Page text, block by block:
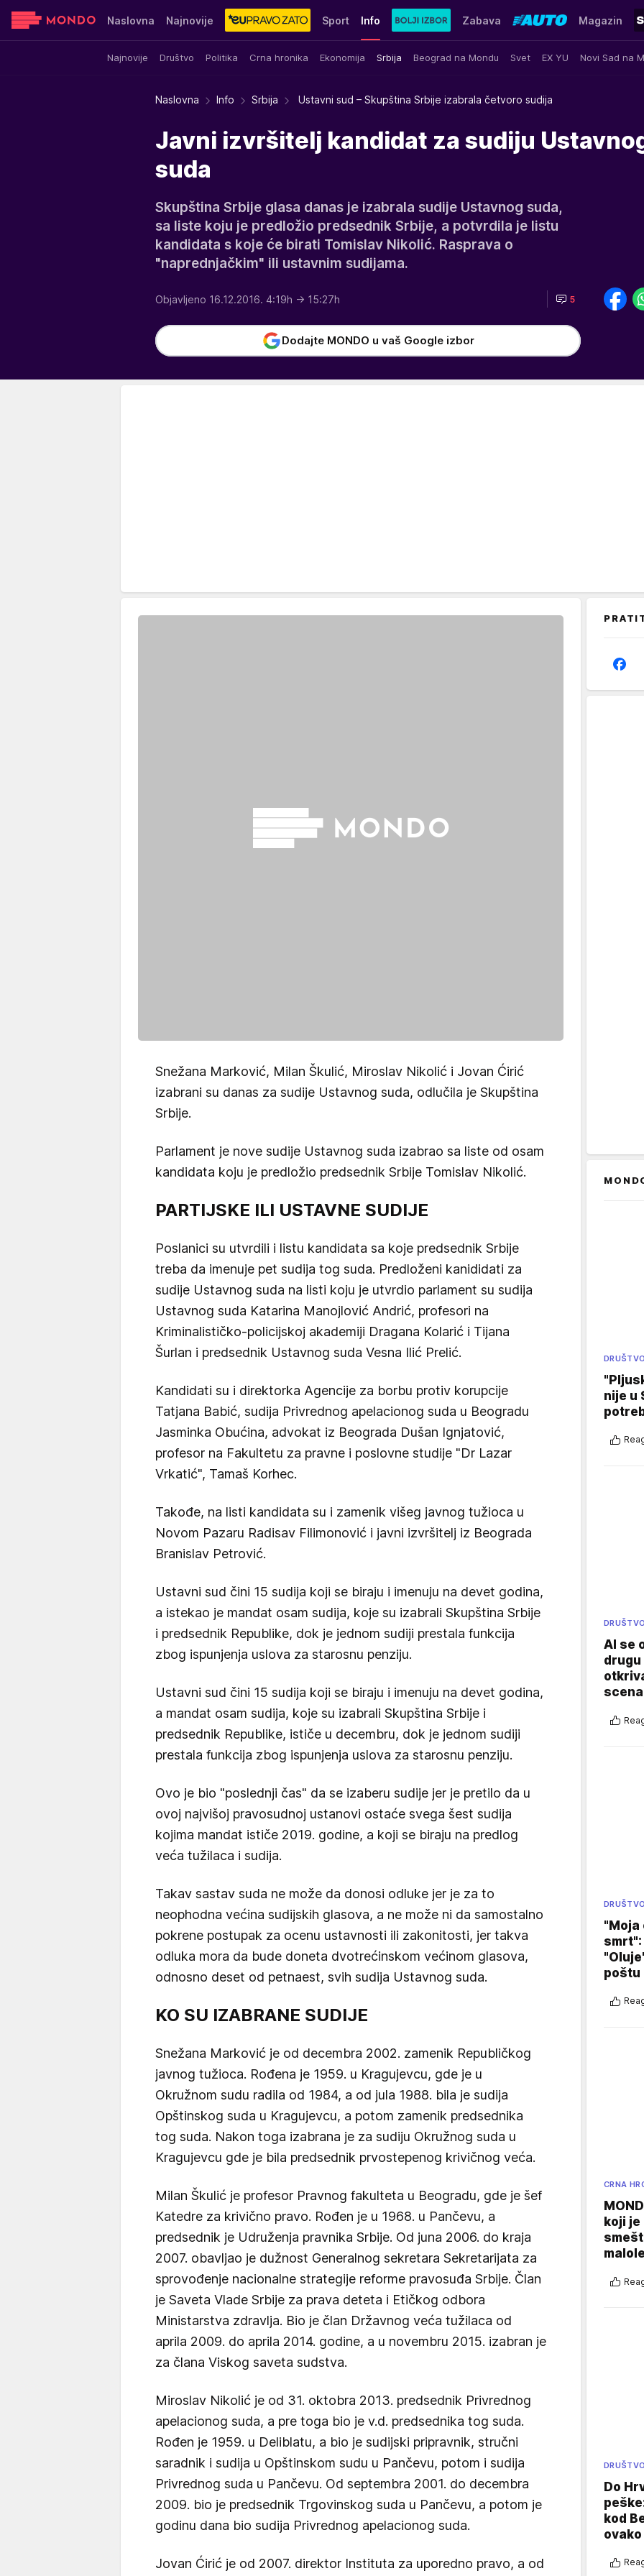
Naslovna Najnovije Sport Info
Najnovije Društvo Politika Crna hronika Ekonomija Srbija Beograd na Mondu Svet EX YU Novi Sad na
Zabava Magazin
Sensa Stvar ukusa Yumama
Naslovna Info Srbija Ustavni sud – Skupština Srbije izabrala četvoro sudija
Javni izvršitelj kandidat za sudiju
suda
Skupština Srbije glasa danas je izabrala sudije Ustavnog suda,
sa liste koju je predložio predsednik Srbije, a potvrdila je listu
kandidata s koje će birati Tomislav Nikolić. Rasprava o
"naprednjačkim" ili ustavnim sudijama.
Objavljeno 16.12.2016. 4:19h → 15:27h 5
Dodajte MONDO u vaš Google izbor
Snežana Marković, Milan Škulić, Miroslav Nikolić i Jovan Ćirić
izabrani su danas za sudije Ustavnog suda, odlučila je Skupština
Srbije.
Parlament je nove sudije Ustavnog suda izabrao sa liste od osam
kandidata koju je predložio predsednik Srbije Tomislav Nikolić.
PARTIJSKE ILI USTAVNE SUDIJE
Poslanici su utvrdili i listu kandidata sa koje predsednik Srbije
treba da imenuje pet sudija tog suda. Predloženi kanididati za
sudije Ustavnog suda na listi koju je utvrdio parlament su sudija
Ustavnog suda Katarina Manojlović Andrić, profesori na
Kriminalističko-policijskoj akademiji Dragana Kolarić i Tijana
Šurlan i predsednik Ustavnog suda Vesna Ilić Prelić.
Kandidati su i direktorka Agencije za borbu protiv korupcije
Tatjana Babić, sudija Privrednog apelacionog suda u Beogradu
Jasminka Obućina, advokat iz Beograda Dušan Ignjatović,
profesor na Fakultetu za pravne i poslovne studije "Dr Lazar
Vrkatić", Tamaš Korhec.
Takođe, na listi kandidata su i zamenik višeg javnog tužioca u
Novom Pazaru Radisav Filimonović i javni izvršitelj iz Beograda
Branislav Petrović.
Ustavni sud čini 15 sudija koji se biraju i imenuju na devet godina,
a istekao je mandat osam sudija, koje su izabrali Skupština Srbije
i predsednik Republike, dok je jednom sudiji prestala funkcija
zbog ispunjenja uslova za starosnu penziju.
Ustavni sud čini 15 sudija koji se biraju i imenuju na devet godina,
a mandat osam sudija, koje su izabrali Skupština Srbije i
predsednik Republike, ističe u decembru, dok je jednom sudiji
prestala funkcija zbog ispunjenja uslova za starosnu penziju.
Ovo je bio "poslednji čas" da se izaberu sudije jer je pretilo da u
ovoj najvišoj pravosudnoj ustanovi ostaće svega šest sudija
kojima mandat ističe 2019. godine, a koji se biraju na predlog
veća tužilaca i sudija.
Takav sastav suda ne može da donosi odluke jer je za to
neophodna većina sudijskih glasova, a ne može ni da samostalno
pokrene postupak za ocenu ustavnosti ili zakonitosti, jer takva
odluka mora da bude doneta dvotrećinskom većinom glasova,
odnosno deset od petnaest, svih sudija Ustavnog suda.
KO SU IZABRANE SUDIJE
Snežana Marković je od decembra 2002. zamenik Republičkog
javnog tužioca. Rođena je 1959. u Kragujevcu, gde je u
Okružnom sudu radila od 1984, a od jula 1988. bila je sudija
Opštinskog suda u Kragujevcu, a potom zamenik predsednika
tog suda. Nakon toga izabrana je za sudiju Okružnog suda u
Kragujevcu gde je bila predsednik prvostepenog krivičnog veća.
Milan Škulić je profesor Pravnog fakulteta u Beogradu, gde je šef
Katedre za krivično pravo. Rođen je u 1968. u Pančevu, a
predsednik je Udruženja pravnika Srbije. Od juna 2006. do kraja
2007. obavljao je dužnost Generalnog sekretara Sekretarijata za
sprovođenje nacionalne strategije reforme pravosuđa Srbije. Član
je Saveta Vlade Srbije za prava deteta i Etičkog odbora
Ministarstva zdravlja. Bio je član Državnog veća tužilaca od
aprila 2009. do aprila 2014. godine, a u novembru 2015. izabran je
za člana Viskog saveta sudstva.
Miroslav Nikolić je od 31. oktobra 2013. predsednik Privrednog
apelacionog suda, a pre toga bio je v.d. predsednika tog suda.
Rođen je 1959. u Deliblatu, a bio je sudijski pripravnik, stručni
saradnik i sudija u Opštinskom sudu u Pančevu, potom i sudija
Privrednog suda u Pančevu. Od septembra 2001. do decembra
2009. bio je predsednik Trgovinskog suda u Pančevu, a potom je
godinu dana bio sudija Privrednog apelacionog suda.
Jovan Ćirić je od 2007. direktor Instituta za uporedno pravo, a od
DRUŠTVO
nije u
DRUŠTVO
AI se
DRUŠTVO
"Moja
poštu
CRNA
koji
DRUŠTVO
Do
kod